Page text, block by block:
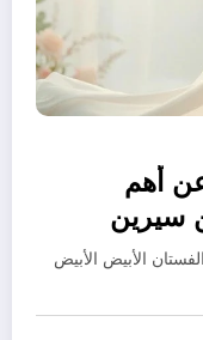
أهم
سيرين
للحامل –
الأبيض الأبيض